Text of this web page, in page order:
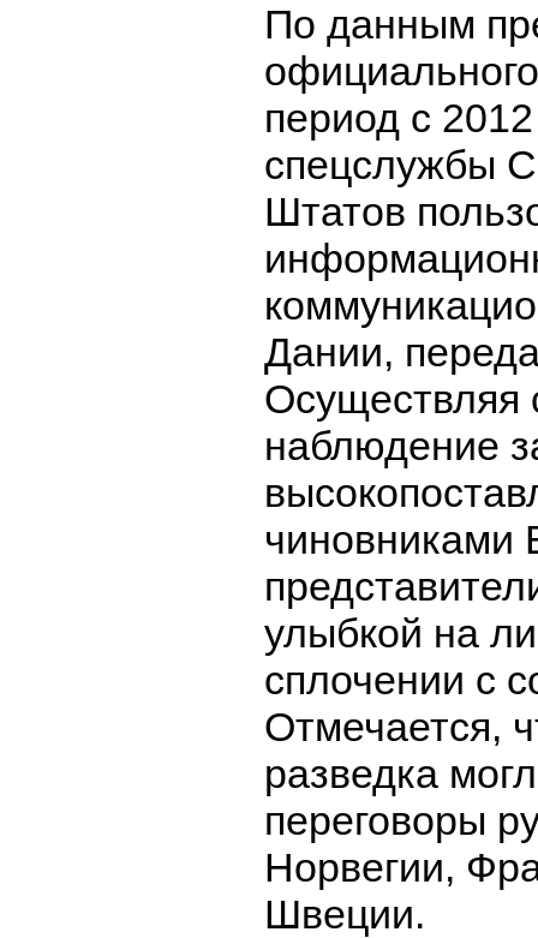
По данным
период с
спецслужбы
Штатов
Дании,
Осуществляя
наблюдение
чиновниками
улыбкой на
сплочении с
Отмечается,
разведка
переговоры
Норвегии,
Швеции.